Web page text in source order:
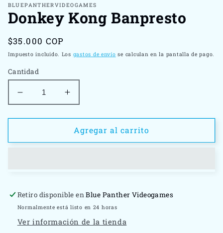
1
una
BLUEPANTHERVIDEOGAMES
Donkey Kong Banpresto
Precio
habitual
$35.000 COP
Impuesto incluido. Los gastos de envío se calculan en la pantalla de pago.
Cantidad
Reducir
cantidad
para
Kong
Aumentar
cantidad
para
Donkey
Kong
Agregar al carrito
Retiro disponible enBlue Panther Videogames
Normalmente está listo en 24 horas
Ver información de la tienda